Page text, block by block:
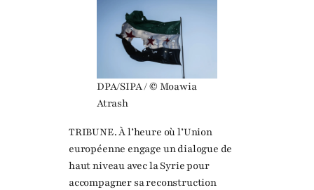
DPA/SIPA / © Moawia
Atrash
TRIBUNE. À l’heure où l’Union
européenne engage un dialogue de
haut niveau avec la Syrie pour
accompagner sa reconstruction